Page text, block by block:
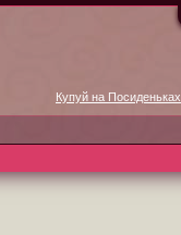
Купуй на Посиденьках